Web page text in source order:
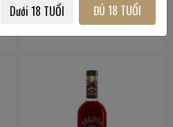
380,000đ
Dưới 18 TUỔI ĐỦ 18 TUỔI